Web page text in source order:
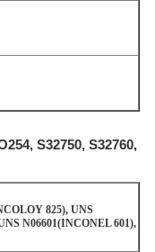
S32750, S32760,
825), UNS
N06601(INCONEL 601),